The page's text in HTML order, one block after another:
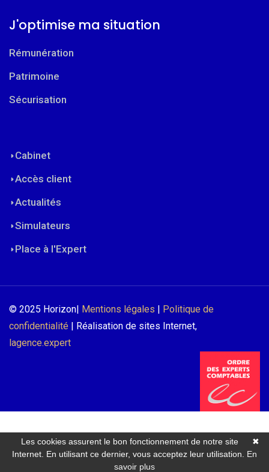
J'optimise ma situation
Rémunération
Patrimoine
Sécurisation
Cabinet
Accès client
Actualités
Simulateurs
Place à l'Expert
© 2025 Horizon| Mentions légales
Politique de
confidentialité | Réalisation de sites Internet,
lagence.expert
✖
Les cookies assurent le bon fonctionnement de notre site
Internet. En utilisant ce dernier, vous acceptez leur utilisation. En
savoir plus